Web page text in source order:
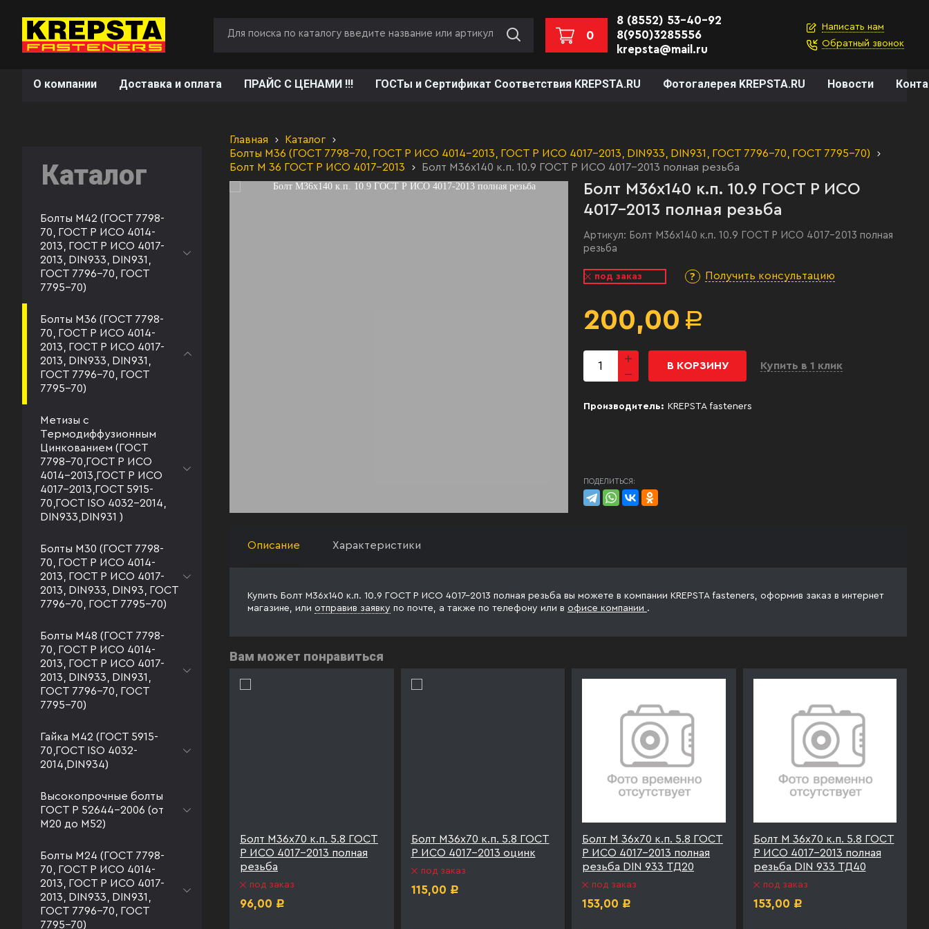
0
8 (8552) 53-40-92
8(950)3285556
krepsta@mail.ru
Написать нам
Обратный звонок
О компании Доставка и оплата ПРАЙС С ЦЕНАМИ !!! ГОСТы и Сертификат Соответствия KREPSTA.RU Фотогалерея KREPSTA.RU Новости
Каталог
Болты М42 (ГОСТ 7798-
70, ГОСТ Р ИСО 4014-
2013, ГОСТ Р ИСО 4017-
2013, DIN933, DIN931,
ГОСТ 7796-70, ГОСТ
7795-70)
Болты М36 (ГОСТ 7798-
70, ГОСТ Р ИСО 4014-
2013, ГОСТ Р ИСО 4017-
2013, DIN933, DIN931,
ГОСТ 7796-70, ГОСТ
7795-70)
Метизы с
Термодиффузионным
Цинкованием (ГОСТ
7798-70,ГОСТ Р ИСО
4014-2013,ГОСТ Р ИСО
4017-2013,ГОСТ 5915-
70,ГОСТ ISO 4032-2014,
DIN933,DIN931 )
Болты М30 (ГОСТ 7798-
70, ГОСТ Р ИСО 4014-
2013, ГОСТ Р ИСО 4017-
2013, DIN933, DIN93, ГОСТ
7796-70, ГОСТ 7795-70)
Болты М48 (ГОСТ 7798-
70, ГОСТ Р ИСО 4014-
2013, ГОСТ Р ИСО 4017-
2013, DIN933, DIN931,
ГОСТ 7796-70, ГОСТ
7795-70)
Гайка М42 (ГОСТ 5915-
70,ГОСТ ISO 4032-
2014,DIN934)
Высокопрочные болты
ГОСТ Р 52644-2006 (от
М20 до М52)
Болты М24 (ГОСТ 7798-
70, ГОСТ Р ИСО 4014-
2013, ГОСТ Р ИСО 4017-
2013, DIN933, DIN931,
ГОСТ 7796-70, ГОСТ
7795-70)
Главная
Каталог
Болты М36 (ГОСТ 7798-70, ГОСТ Р ИСО 4014-2013, ГОСТ Р ИСО 4017-2013, DIN933, DIN931, ГОСТ 7796-70, ГОСТ 7795-70)
Болт М 36 ГОСТ Р ИСО 4017-2013
Болт М36х140 к.п. 10.9 ГОСТ Р ИСО 4017-2013 полная резьба
Болт М36х140 к.п. 10.9 ГОСТ Р ИСО
4017-2013 полная резьба
Артикул: Болт М36х140 к.п. 10.9 ГОСТ Р ИСО 4017-2013 полная
резьба
под заказ Получить консультацию
200,00 Р
В КОРЗИНУ Купить в 1 клик
Производитель: KREPSTA fasteners
ПОДЕЛИТЬСЯ:
Описание Характеристики
Купить Болт М36х140 к.п. 10.9 ГОСТ Р ИСО 4017-2013 полная резьба вы можете в компании KREPSTA fasteners, оформив заказ в интернет
магазине, или отправив заявку по почте, а также по телефону или в офисе компании .
Вам может понравиться
Р ИСО 4017-2013
под заказ
125,00 Р
Болт М36х70 к.п. 5.8 ГОСТ
Р ИСО 4017-2013 полная
резьба
под заказ
96,00 Р
Болт М36х70 к.п. 5.8 ГОСТ
Р ИСО 4017-2013 оцинк
под заказ
115,00 Р
Болт М 36х70 к.п. 5.8 ГОСТ
Р ИСО 4017-2013 полная
резьба DIN 933 ТД20
под заказ
153,00 Р
Болт М 36х70 к.п. 5.8 ГОСТ
Р ИСО 4017-2013 полная
резьба DIN 933 ТД40
под заказ
153,00 Р